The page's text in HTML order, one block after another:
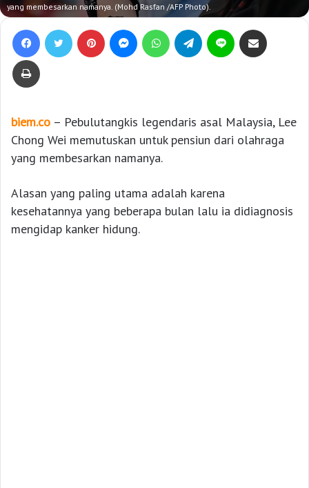
yang membesarkan namanya. (Mohd Rasfan /AFP Photo).
biem.co – Pebulutangkis legendaris asal Malaysia, Lee
Chong Wei memutuskan untuk pensiun dari olahraga
yang membesarkan namanya.
Alasan yang paling utama adalah karena
kesehatannya yang beberapa bulan lalu ia didiagnosis
mengidap kanker hidung.